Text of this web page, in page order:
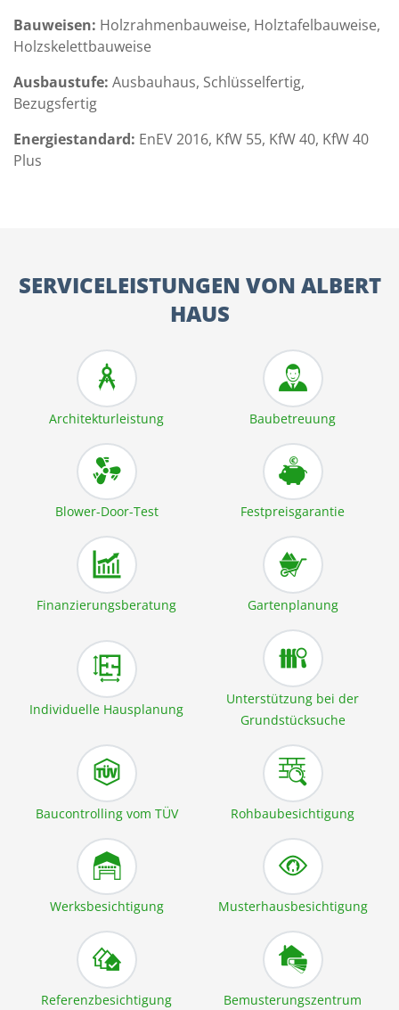
Bauweisen: Holzrahmenbauweise, Holztafelbauweise,
Holzskelettbauweise
Ausbaustufe: Ausbauhaus, Schlüsselfertig,
Bezugsfertig
Energiestandard: EnEV 2016, KfW 55, KfW 40, KfW 40
Plus
SERVICELEISTUNGEN VON ALBERT
HAUS
Architekturleistung Baubetreuung
Blower-Door-Test Festpreisgarantie
Finanzierungsberatung Gartenplanung
Individuelle Hausplanung
Unterstützung bei der
Grundstücksuche
Baucontrolling vom TÜV Rohbaubesichtigung
Werksbesichtigung Musterhausbesichtigung
Referenzbesichtigung Bemusterungszentrum